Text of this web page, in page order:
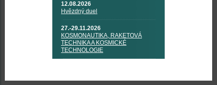
12.08.2026
Hvězdný duel
27.-29.11.2026
KOSMONAUTIKA, RAKETOVÁ
TECHNIKA A KOSMICKÉ
TECHNOLOGIE